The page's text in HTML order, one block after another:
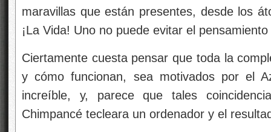
maravillas que están presentes, desde los
¡La Vida! Uno no puede evitar el
Ciertamente cuesta pensar que toda la
y cómo funcionan, sea motivados por el
increíble, y, parece que tales
Chimpancé tecleara un ordenador y el